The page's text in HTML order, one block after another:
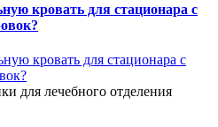
кровать для стационара с
для лечебного отделения